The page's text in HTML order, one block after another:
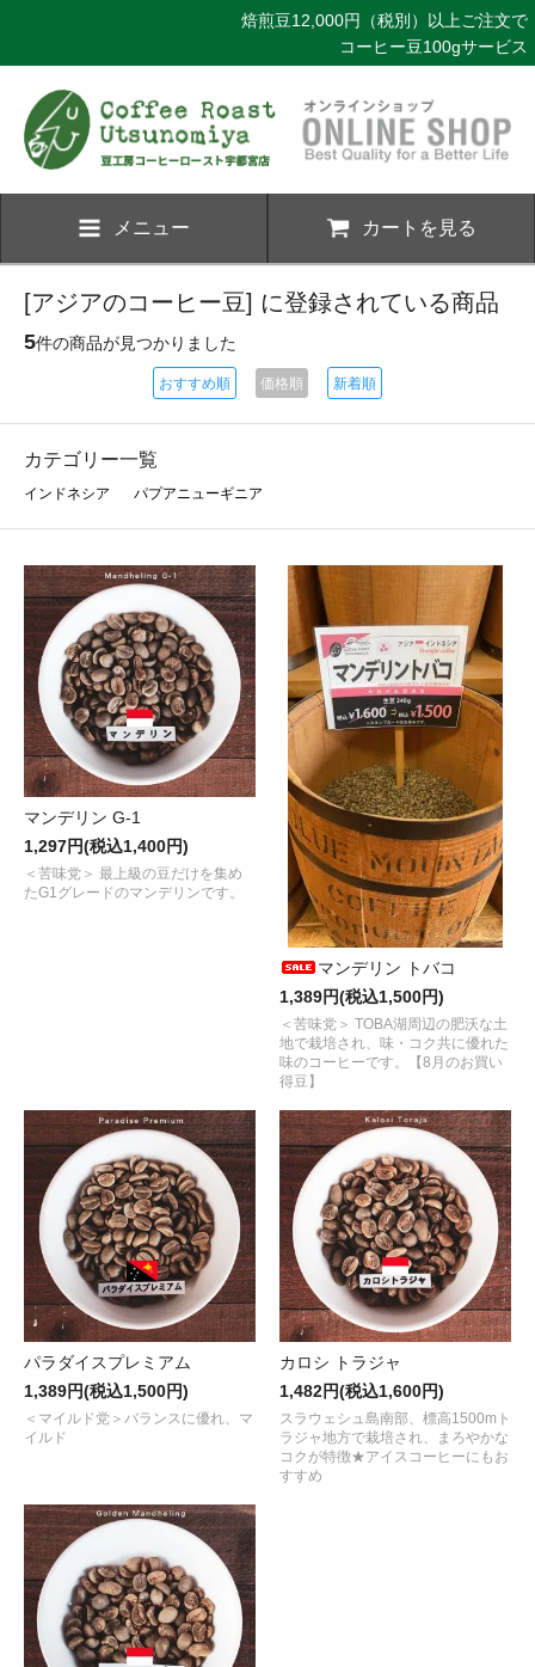
焙煎豆12,000円（税別）以上ご注文で
コーヒー豆100gサービス
メニュー カートを見る
[アジアのコーヒー豆] に登録されている商品
5件の商品が見つかりました
おすすめ順 価格順 新着順
カテゴリー一覧
インドネシア パプアニューギニア
マンデリン G-1
1,297円(税込1,400円)
＜苦味党＞ 最上級の豆だけを集め
たG1グレードのマンデリンです。
マンデリン トバコ
1,389円(税込1,500円)
＜苦味党＞ TOBA湖周辺の肥沃な土
地で栽培され、味・コク共に優れた
味のコーヒーです。【8月のお買い
得豆】
パラダイスプレミアム
1,389円(税込1,500円)
＜マイルド党＞バランスに優れ、マ
イルド
カロシ トラジャ
1,482円(税込1,600円)
スラウェシュ島南部、標高1500mト
ラジャ地方で栽培され、まろやかな
コクが特徴★アイスコーヒーにもお
すすめ